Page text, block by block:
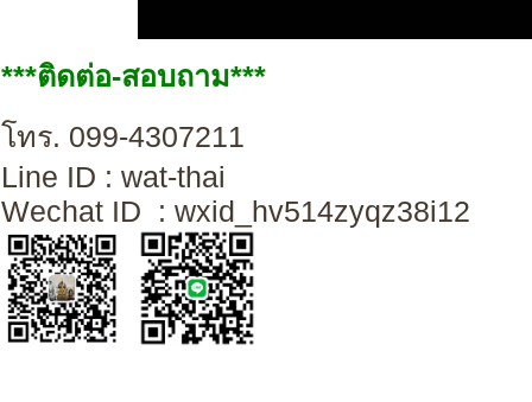
***ติดต่อ-สอบถาม***
โทร. 099-4307211
Line ID : wat-
Wechat ID : wxid_hv514zyqz38i12